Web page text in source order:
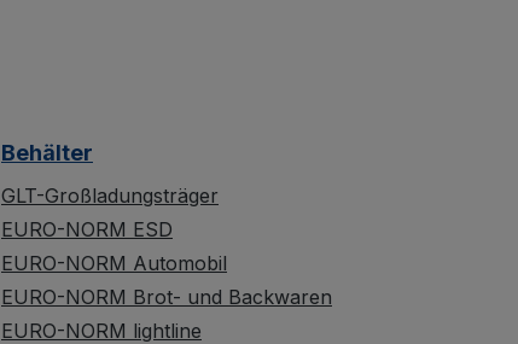
Behälter
GLT-Großladungsträger
EURO-NORM ESD
EURO-NORM Automobil
EURO-NORM Brot- und Backwaren
EURO-NORM lightline